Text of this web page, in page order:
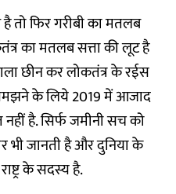
तो फिर गरीबी का मतलब
का मतलब सत्ता की लूट है
छीन कर लोकतंत्र के रईस
के लिये 2019 में आजाद
है. सिर्फ जमीनी सच को
भी जानती है और दुनिया के
के सदस्य है.